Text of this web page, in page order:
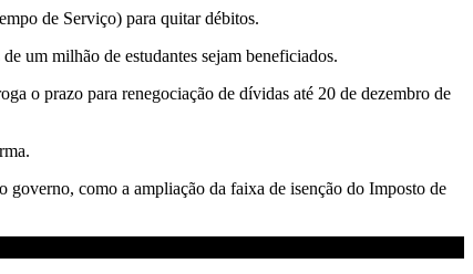
de Serviço) para quitar débitos.
um milhão de estudantes sejam beneficiados.
o prazo para renegociação de dívidas até 20 de dezembro de
como a ampliação da faixa de isenção do Imposto de